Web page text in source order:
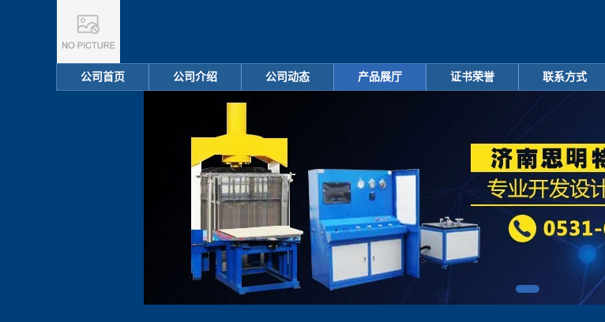
公司首页 公司介绍 公司动态 产品展厅 证书荣誉 联系方式